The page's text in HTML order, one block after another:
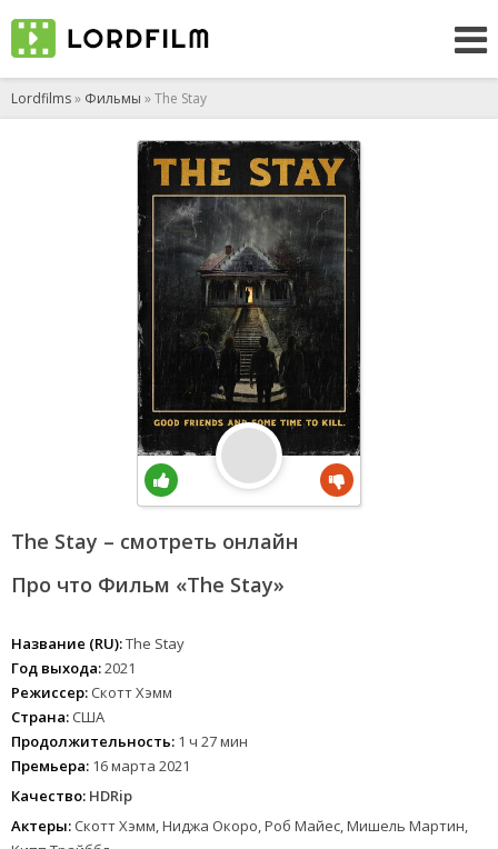
Lordfilms» Фильмы » The Stay
The Stay – смотреть онлайн
Про что Фильм «The Stay»
Название (RU):The Stay
Год выхода:2021
Режиссер: Скотт Хэмм
Страна: США
Продолжительность: 1 ч 27 мин
Премьера: 16 марта 2021
Качество: HDRip
Актеры: Скотт Хэмм, Ниджа Окоро, Роб Майес, Мишель Мартин,